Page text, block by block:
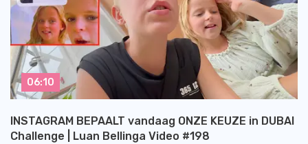
INSTAGRAM BEPAALT vandaag ONZE KEUZE in DUBAI
Challenge | Luan Bellinga Video #198
06:10